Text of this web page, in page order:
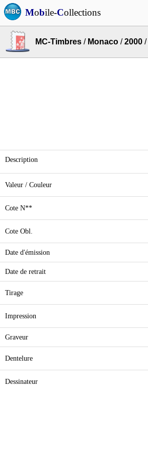
Mobile-Collections
MC-Timbres / Monaco /2000 /
Description
Valeur / Couleur
Cote N**
Cote Obl.
Date d'émission
Date de retrait
Tirage
Impression
Graveur
Dentelure
Dessinateur